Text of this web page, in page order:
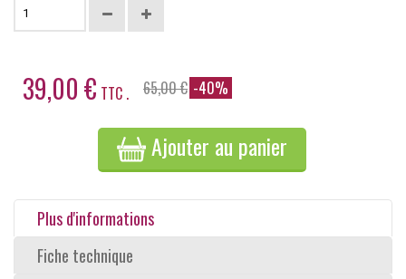
39,00 € TTC . 65,00 € -40%
Ajouter au panier
Plus d'informations
Fiche technique